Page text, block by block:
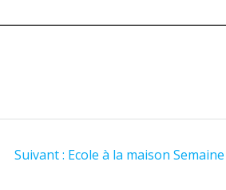
Suivant : Ecole à la maison